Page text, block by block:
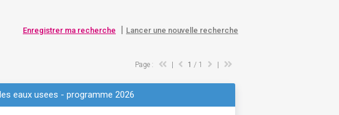
Enregistrer ma recherche | Lancer une nouvelle recherche
Page : 1 / 1
eaux usees - programme 2026